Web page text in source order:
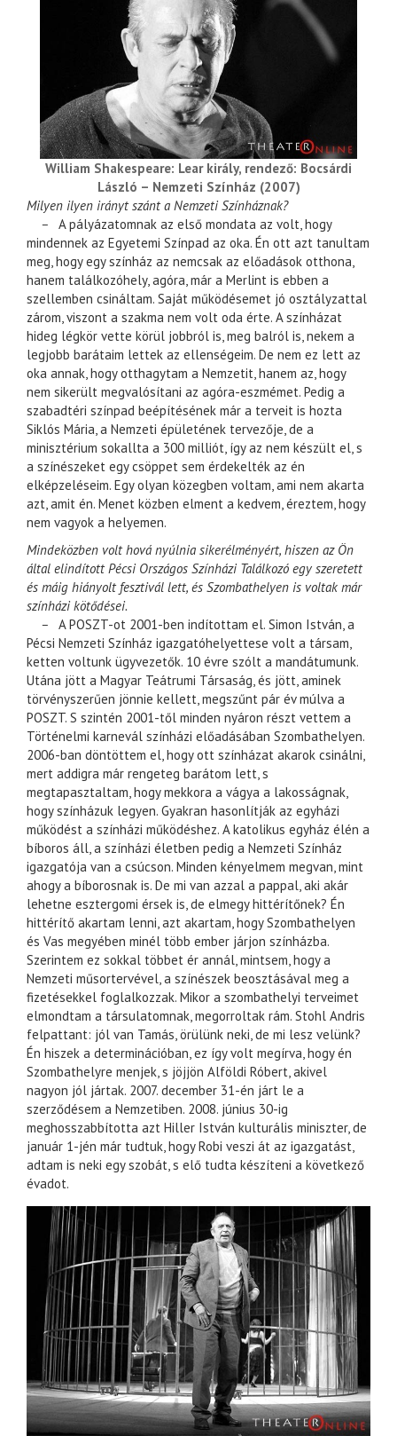
William Shakespeare: Lear király, rendező: Bocsárdi
László – Nemzeti Színház (2007)
Milyen ilyen irányt szánt a Nemzeti Színháznak?
– A pályázatomnak az első mondata az volt, hogy
mindennek az Egyetemi Színpad az oka. Én ott azt tanultam
meg, hogy egy színház az nemcsak az előadások otthona,
hanem találkozóhely, agóra, már a Merlint is ebben a
szellemben csináltam. Saját működésemet jó osztályzattal
zárom, viszont a szakma nem volt oda érte. A színházat
hideg légkör vette körül jobbról is, meg balról is, nekem a
legjobb barátaim lettek az ellenségeim. De nem ez lett az
oka annak, hogy otthagytam a Nemzetit, hanem az, hogy
nem sikerült megvalósítani az agóra-eszmémet. Pedig a
szabadtéri színpad beépítésének már a terveit is hozta
Siklós Mária, a Nemzeti épületének tervezője, de a
minisztérium sokallta a 300 milliót, így az nem készült el, s
a színészeket egy csöppet sem érdekelték az én
elképzeléseim. Egy olyan közegben voltam, ami nem akarta
azt, amit én. Menet közben elment a kedvem, éreztem, hogy
nem vagyok a helyemen.
Mindeközben volt hová nyúlnia sikerélményért, hiszen az Ön
által elindított Pécsi Országos Színházi Találkozó egy szeretett
és máig hiányolt fesztivál lett, és Szombathelyen is voltak már
színházi kötődései.
– A POSZT-ot 2001-ben indítottam el. Simon István, a
Pécsi Nemzeti Színház igazgatóhelyettese volt a társam,
ketten voltunk ügyvezetők. 10 évre szólt a mandátumunk.
Utána jött a Magyar Teátrumi Társaság, és jött, aminek
törvényszerűen jönnie kellett, megszűnt pár év múlva a
POSZT. S szintén 2001-től minden nyáron részt vettem a
Történelmi karnevál színházi előadásában Szombathelyen.
2006-ban döntöttem el, hogy ott színházat akarok csinálni,
mert addigra már rengeteg barátom lett, s
megtapasztaltam, hogy mekkora a vágya a lakosságnak,
hogy színházuk legyen. Gyakran hasonlítják az egyházi
működést a színházi működéshez. A katolikus egyház élén a
bíboros áll, a színházi életben pedig a Nemzeti Színház
igazgatója van a csúcson. Minden kényelmem megvan, mint
ahogy a bíborosnak is. De mi van azzal a pappal, aki akár
lehetne esztergomi érsek is, de elmegy hittérítőnek? Én
hittérítő akartam lenni, azt akartam, hogy Szombathelyen
és Vas megyében minél több ember járjon színházba.
Szerintem ez sokkal többet ér annál, mintsem, hogy a
Nemzeti műsortervével, a színészek beosztásával meg a
fizetésekkel foglalkozzak. Mikor a szombathelyi terveimet
elmondtam a társulatomnak, megorroltak rám. Stohl Andris
felpattant: jól van Tamás, örülünk neki, de mi lesz velünk?
Én hiszek a determinációban, ez így volt megírva, hogy én
Szombathelyre menjek, s jöjjön Alföldi Róbert, akivel
nagyon jól jártak. 2007. december 31-én járt le a
szerződésem a Nemzetiben. 2008. június 30-ig
meghosszabbította azt Hiller István kulturális miniszter, de
január 1-jén már tudtuk, hogy Robi veszi át az igazgatást,
adtam is neki egy szobát, s elő tudta készíteni a következő
évadot.